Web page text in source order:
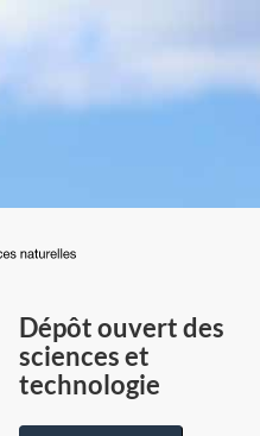
du
Canada
Dépôt ouvert des
sciences et
technologie